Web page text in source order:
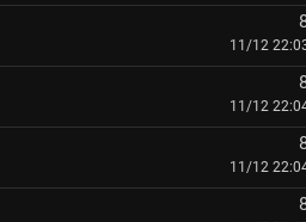
11/12
11/12
11/12